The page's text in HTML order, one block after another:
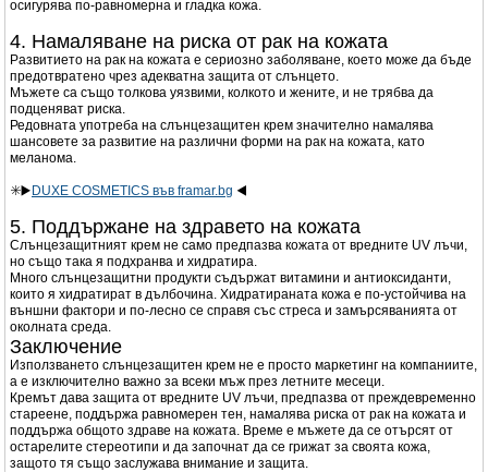
осигурява по-равномерна и гладка кожа.
4. Намаляване на риска от рак на кожата
Развитието на рак на кожата е сериозно заболяване, което може да бъде
предотвратено чрез адекватна защита от слънцето.
Мъжете са също толкова уязвими, колкото и жените, и не трябва да
подценяват риска.
Редовната употреба на слънцезащитен крем значително намалява
шансовете за развитие на различни форми на рак на кожата, като
меланома.
✳️▶️ DUXE COSMETICS във framar.bg ◀️
5. Поддържане на здравето на кожата
Слънцезащитният крем не само предпазва кожата от вредните UV лъчи,
но също така я подхранва и хидратира.
Много слънцезащитни продукти съдържат витамини и антиоксиданти,
които я хидратират в дълбочина. Хидратираната кожа е по-устойчива на
външни фактори и по-лесно се справя със стреса и замърсяванията от
околната среда.
Заключение
Използването слънцезащитен крем не е просто маркетинг на компаниите,
а е изключително важно за всеки мъж през летните месеци.
Кремът дава защита от вредните UV лъчи, предпазва от преждевременно
стареене, поддържа равномерен тен, намалява риска от рак на кожата и
поддържа общото здраве на кожата. Време е мъжете да се отърсят от
остарелите стереотипи и да започнат да се грижат за своята кожа,
защото тя също заслужава внимание и защита.